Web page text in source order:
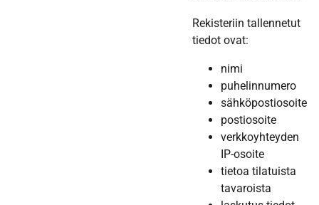
Rekisteriin tallennetut
tiedot ovat:
nimi
puhelinnumero
sähköpostiosoite
postiosoite
verkkoyhteyden
IP-osoite
tietoa tilatuista
tavaroista